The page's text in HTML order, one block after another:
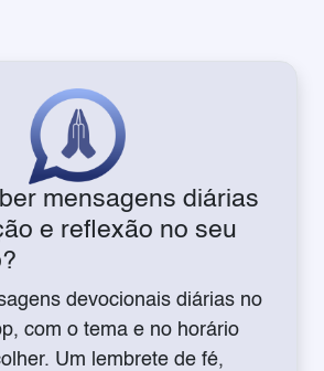
mensagens diárias
e reflexão no seu
devocionais diárias no
com o tema e no horário
Um lembrete de fé,